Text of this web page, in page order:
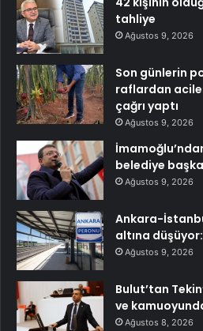
tahliye
Ağustos 9, 2026
Son günlerin
raflardan
çağrı yaptı
Ağustos 9, 2026
belediye
Ağustos 9, 2026
Ankara-
altına
Ağustos 9, 2026
Bulut’tan
ve
Ağustos 8, 2026